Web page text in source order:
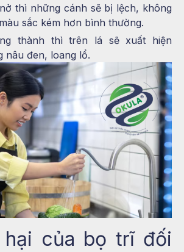
thì những cánh sẽ bị lệch, không
sắc kém hơn bình thường.
thành thì trên lá sẽ xuất hiện
nâu đen, loang lổ.
hại của bọ trĩ đối